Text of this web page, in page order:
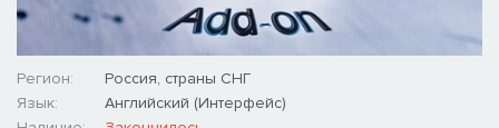
Регион:
Россия, страны СНГ
Язык:
Английский (Интерфейс)